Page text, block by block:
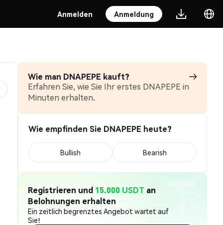
Anmelden Anmeldung
Wie man DNAPEPE kauft?
Erfahren Sie, wie Sie Ihr erstes DNAPEPE in
Minuten erhalten.
Wie empfinden Sie DNAPEPE heute?
Bullish Bearish
Registrieren und 15.000 USDT an
Belohnungen erhalten
Ein zeitlich begrenztes Angebot wartet auf
Sie!